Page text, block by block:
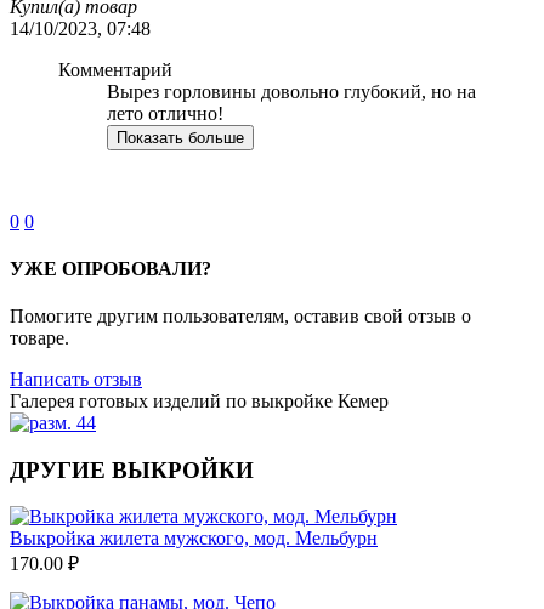
Купил(а) товар
14/10/2023, 07:48
Комментарий
Вырез горловины довольно глубокий, но на
лето отлично!
Показать больше
0 0
УЖЕ ОПРОБОВАЛИ?
Помогите другим пользователям, оставив свой отзыв о
товаре.
Написать отзыв
Галерея готовых изделий по выкройке Кемер
ДРУГИЕ ВЫКРОЙКИ
Выкройка жилета мужского, мод. Мельбурн
170.00 ₽